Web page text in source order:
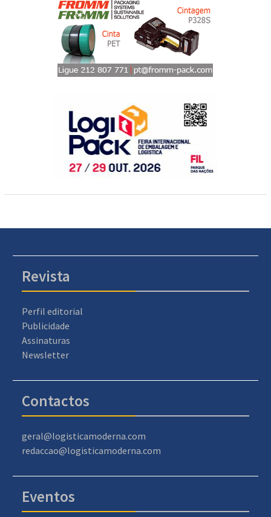
Revista
Perfil editorial
Publicidade
Assinaturas
Newsletter
Contactos
geral@logisticamoderna.com
redaccao@logisticamoderna.com
Eventos